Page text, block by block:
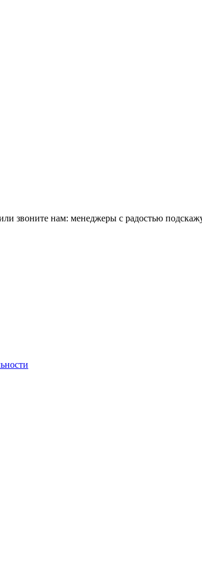
звоните нам: менеджеры с радостью